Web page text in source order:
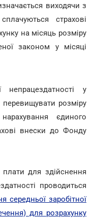
виходячи з
страхові
на місяць розміру
законом у місяці
у
розміру
єдиного
внески до Фонду
плати для здійснення
проводиться
середньої заробітної
для розрахунку